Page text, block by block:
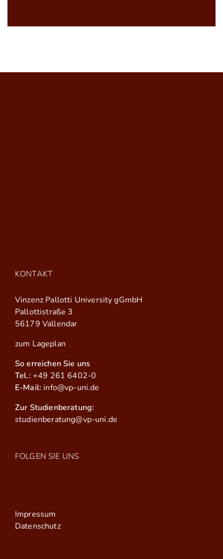
KONTAKT
Vinzenz Pallotti University gGmbH
Pallottistraße 3
56179 Vallendar
zum Lageplan
So erreichen Sie uns
Tel.: +49 261 6402-0
E-Mail: info@vp-uni.de
Zur Studienberatung:
studienberatung@vp-uni.de
FOLGEN SIE UNS
Impressum
Datenschutz